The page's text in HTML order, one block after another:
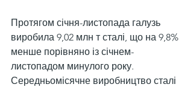
Протягом січня-листопада галузь
виробила 9,02 млн т сталі, що на 9,8%
менше порівняно із січнем-
листопадом минулого року.
Середньомісячне виробництво сталі